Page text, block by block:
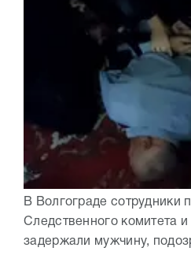
В Волгограде сотрудники
Следственного комитета
задержали мужчину,